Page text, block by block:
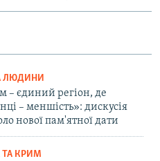
ЛЮДИНИ
– єдиний регіон, де
– меншість»: дискусія
нової пам'ятної дати
ТА КРИМ